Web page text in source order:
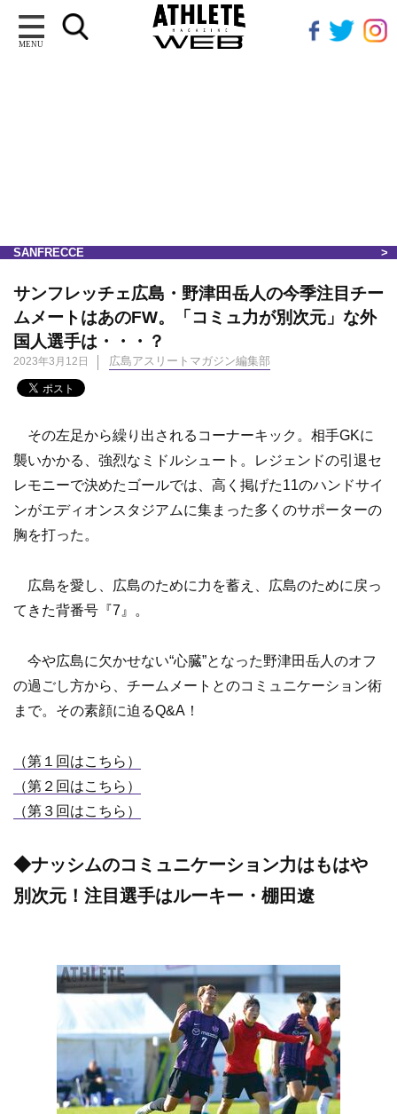
MENU
SANFRECCE
サンフレッチェ広島・野津田岳人の今季注目チー
ムメートはあのFW。「コミュ力が別次元」な外
国人選手は・・・？
2023年3月12日 広島アスリートマガジン編集部
その左足から繰り出されるコーナーキック。相手GKに
襲いかかる、強烈なミドルシュート。レジェンドの引退セ
レモニーで決めたゴールでは、高く掲げた11のハンドサイ
ンがエディオンスタジアムに集まった多くのサポーターの
胸を打った。
広島を愛し、広島のために力を蓄え、広島のために戻っ
てきた背番号『7』。
今や広島に欠かせない“心臓”となった野津田岳人のオフ
の過ごし方から、チームメートとのコミュニケーション術
まで。その素顔に迫るQ&A！
（第１回はこちら）
（第２回はこちら）
（第３回はこちら）
◆ナッシムのコミュニケーション力はもはや
別次元！注目選手はルーキー・棚田遼